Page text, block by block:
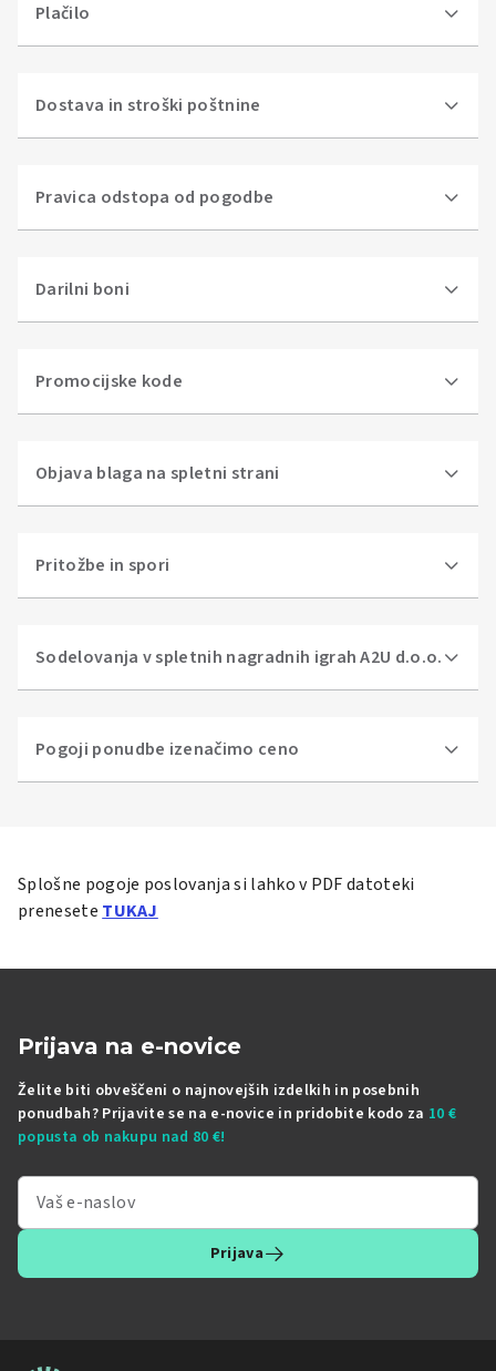
Plačilo
Dostava in stroški poštnine
Pravica odstopa od pogodbe
Darilni boni
Promocijske kode
Objava blaga na spletni strani
Pritožbe in spori
Sodelovanja v spletnih nagradnih igrah A2U d.o.o.
Pogoji ponudbe izenačimo ceno
Splošne pogoje poslovanja si lahko v PDF datoteki
prenesete TUKAJ
Prijava na e-novice
Želite biti obveščeni o najnovejših izdelkih in posebnih
ponudbah? Prijavite se na e-novice in pridobite kodo za 10 €
popusta ob nakupu nad 80 €!
Prijava